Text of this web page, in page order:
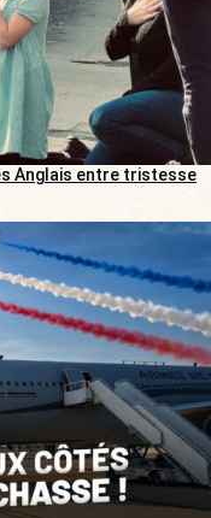
Anglais entre tristesse